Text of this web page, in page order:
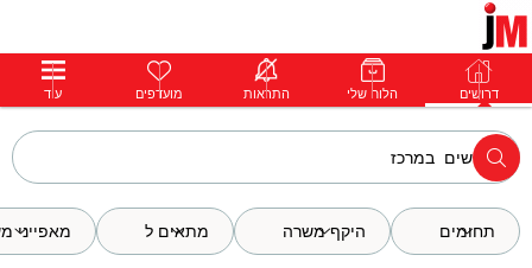
דרושים פרופילים הודעות פרימיום דרושים הלוח שלי התראות מועדפים עוד
תחומים היקף משרה מתאים ל מאפייני